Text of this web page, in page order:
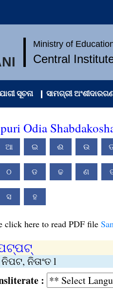
Ministry of
Central
ସୂଚନା ସାମଗ୍ରୀ
Odia
ଆ ଇ ଈ ଉ
ଠ ଡ ଢ ଣ
ସ ହ
click here to read PDF file
ନିପଟ, ନିତାଂତ l
: